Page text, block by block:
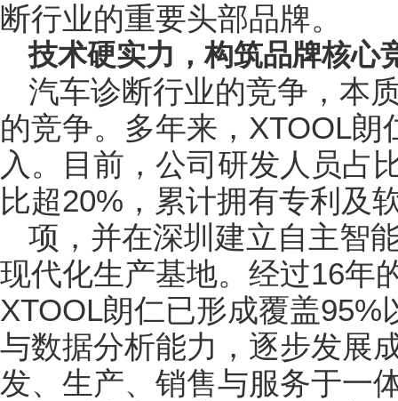
断行业的重要头部品牌。
技术硬实力，构筑品牌核心
汽车诊断行业的竞争，本
的竞争。多年来，XTOOL
入。目前，公司研发人员占
比超20%，累计拥有专利及
项，并在深圳建立自主智
现代化生产基地。经过16年
XTOOL朗仁已形成覆盖
与数据分析能力，逐步发展
发、生产、销售与服务于一